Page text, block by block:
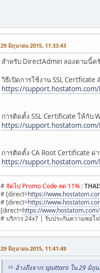
29 มิถุนายน 2015, 11:33:43
สำหรับ DirectAdmin ลองตามนี้ค
วิธีเปิดการใช้งาน SSL Certficate
https://
การติดตั้ง SSL Certificate ให้กับ
https://support.hostatom.com/
การติดตั้ง CA Root Certificate ผ่
https://
#จัดไป Promo Code ลด 11% :
# [direct=https://
# [direct=https://
[direct=https://
# บริการ 24x7 | รับประกันความพอใ
29 มิถุนายน 2015, 11:41:49
อ้างถึงจาก: sputtaro ใน 29 มิถุ